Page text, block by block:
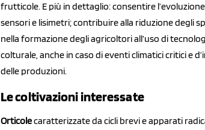
frutticole. E più in dettaglio: consentire
sensori e lisimetri; contribuire alla riduzione degli
nella formazione degli agricoltori all’uso di
colturale, anche in caso di eventi climatici critici e
delle produzioni.
Le coltivazioni interessate
Orticolecaratterizzate da cicli brevi e apparati